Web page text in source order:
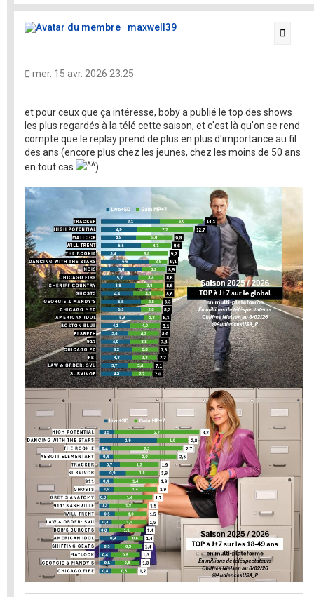
maxwell39
mer. 15 avr. 2026 23:25
et pour ceux que ça intéresse, boby a publié le top des shows
les plus regardés à la télé cette saison, et c'est là qu'on se rend
compte que le replay prend de plus en plus d'importance au fil
des ans (encore plus chez les jeunes, chez les moins de 50 ans
en tout cas
)